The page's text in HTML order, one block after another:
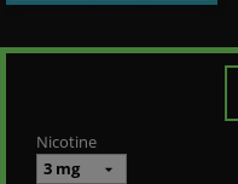
Nicotine